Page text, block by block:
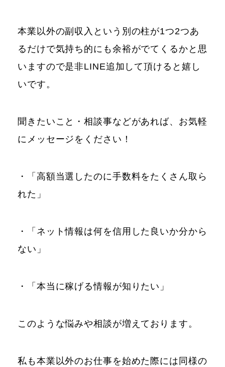
本業以外の副収入という別の柱が1つ2つあ
るだけで気持ち的にも余裕がでてくるかと思
いますので是非LINE追加して頂けると嬉し
いです。
聞きたいこと・相談事などがあれば、お気軽
にメッセージをください！
・「高額当選したのに手数料をたくさん取ら
れた」
・「ネット情報は何を信用した良いか分から
ない」
・「本当に稼げる情報が知りたい」
このような悩みや相談が増えております。
私も本業以外のお仕事を始めた際には同様の